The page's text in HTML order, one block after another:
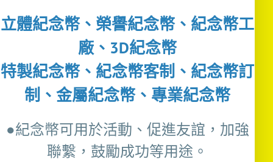
立體紀念幣、榮譽紀念幣、紀念幣工
廠、3D紀念幣
特製紀念幣、紀念幣客制、紀念幣訂
制、金屬紀念幣、專業紀念幣
●紀念幣可用於活動、促進友誼，加強
聯繫，鼓勵成功等用途。